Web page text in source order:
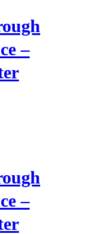
–
–